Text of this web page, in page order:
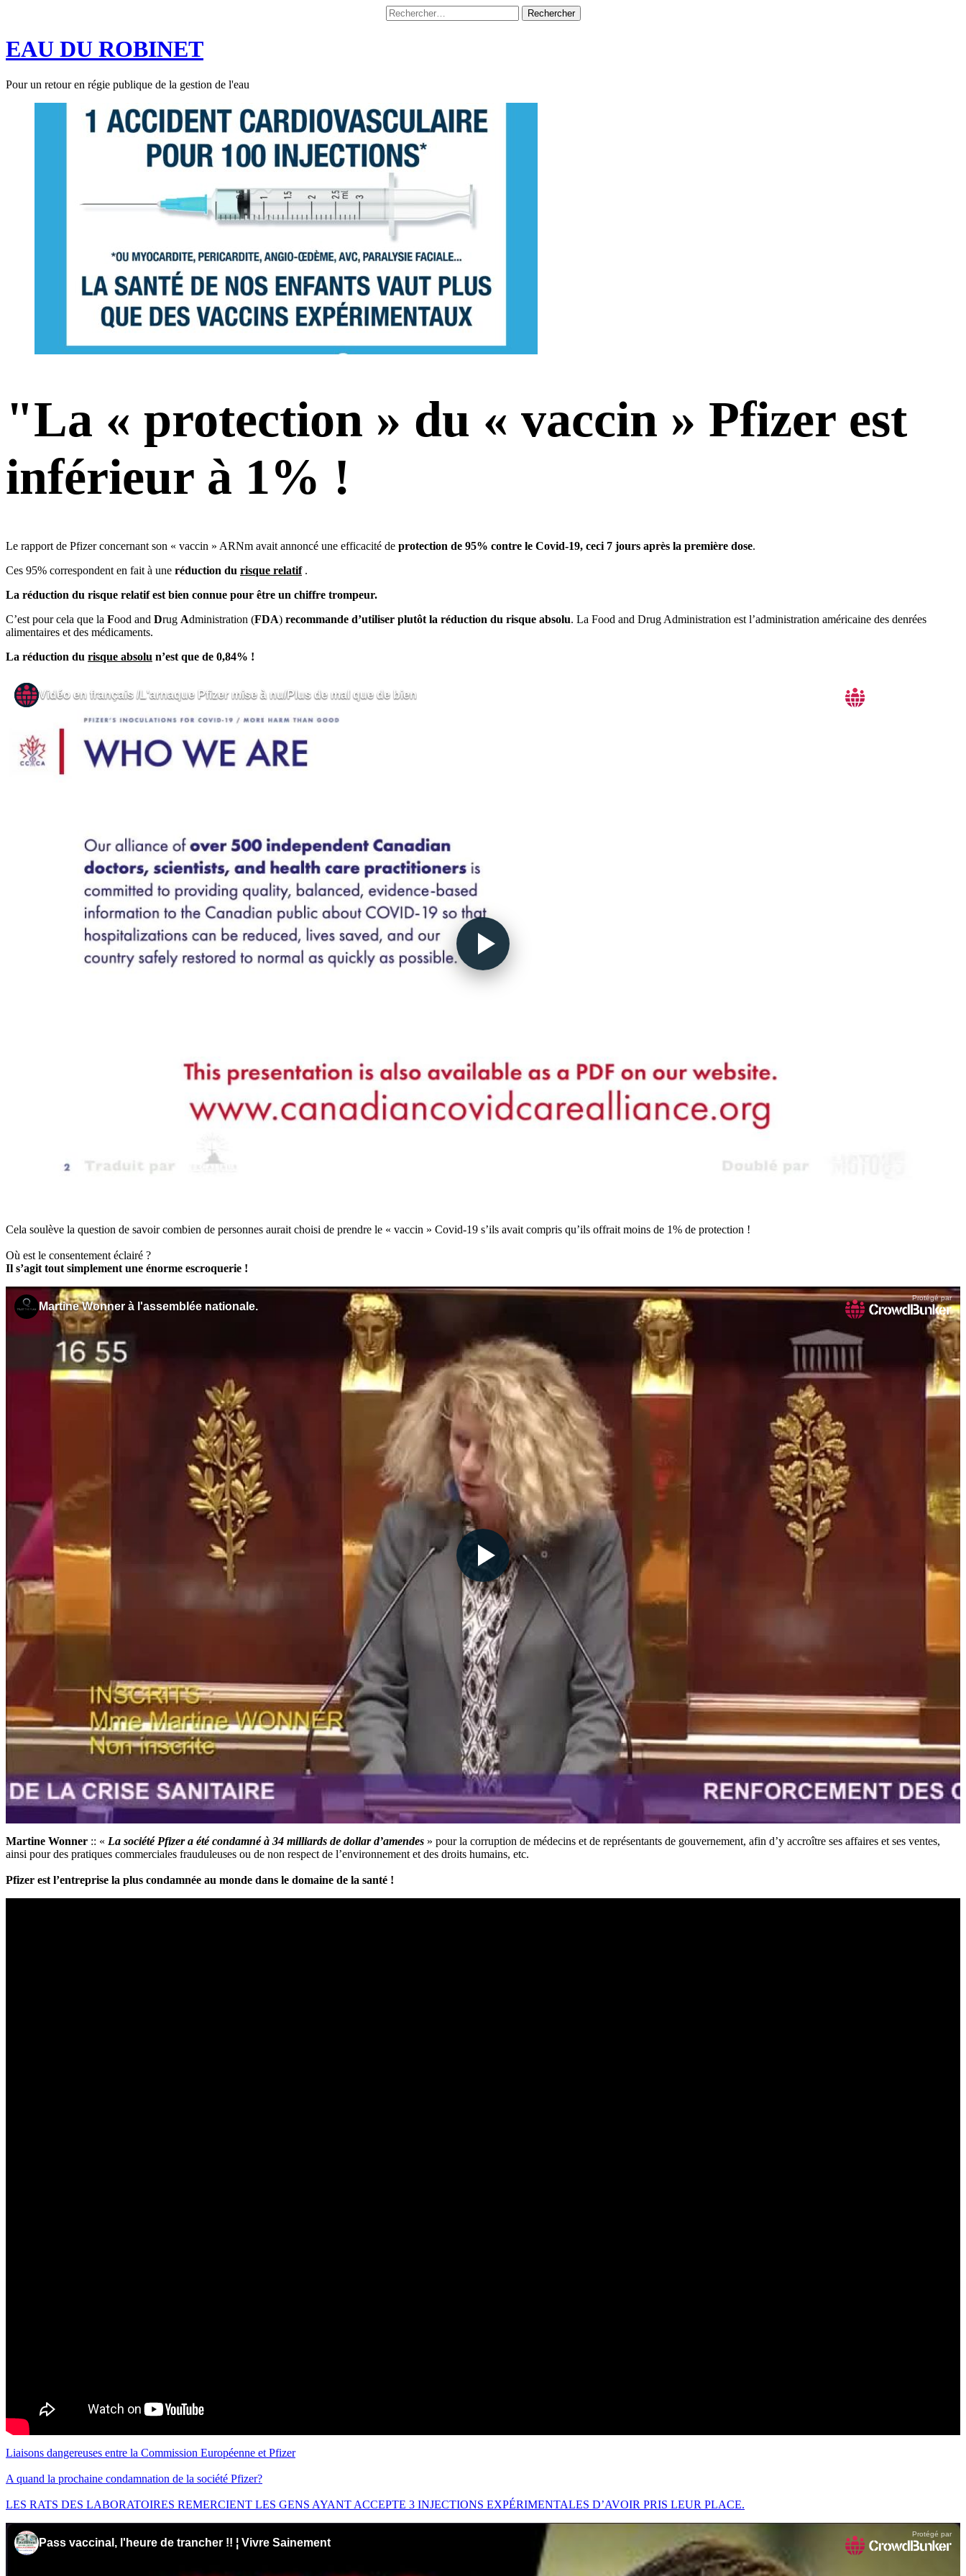
Rechercher :
au
contenu
EAU DU ROBINET
Pour un retour en régie publique de la gestion de l'eau
"La « protection » du « vaccin » Pfizer est
inférieur à 1% !
Le rapport de Pfizer concernant son « vaccin » ARNm avait annoncé une efficacité de protection de 95% contre le Covid-19, ceci 7 jours après la première dose.
Ces 95% correspondent en fait à une réduction du risque relatif.
La réduction du risque relatif est bien connue pour être un chiffre trompeur.
C’est pour cela que la Food and Drug Administration (FDA) recommande d’utiliser plutôt la réduction du risque absolu. La Food and Drug Administration est l’administration américaine des denrées
alimentaires et des médicaments.
La réduction du risque absolu n’est que de 0,84% !
Cela soulève la question de savoir combien de personnes aurait choisi de prendre le « vaccin » Covid-19 s’ils avait compris qu’ils offrait moins de 1% de protection !
Où est le consentement éclairé ?
Il s’agit tout simplement une énorme escroquerie !
Martine Wonner :: « La société Pfizer a été condamné à 34 milliards de dollar d’amendes » pour la corruption de médecins et de représentants de gouvernement, afin d’y accroître ses affaires et ses ventes,
ainsi pour des pratiques commerciales frauduleuses ou de non respect de l’environnement et des droits humains, etc.
Pfizer est l’entreprise la plus condamnée au monde dans le domaine de la santé !
Liaisons dangereuses entre la Commission Européenne et Pfizer
A quand la prochaine condamnation de la société Pfizer?
LES RATS DES LABORATOIRES REMERCIENT LES GENS AYANT ACCEPTE 3 INJECTIONS EXPÉRIMENTALES D’AVOIR PRIS LEUR PLACE.